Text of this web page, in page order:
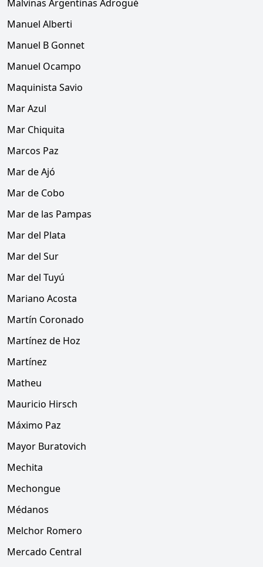
Malvinas Argentinas Adrogué
Manuel Alberti
Manuel B Gonnet
Manuel Ocampo
Maquinista Savio
Mar Azul
Mar Chiquita
Marcos Paz
Mar de Ajó
Mar de Cobo
Mar de las Pampas
Mar del Plata
Mar del Sur
Mar del Tuyú
Mariano Acosta
Martín Coronado
Martínez de Hoz
Martínez
Matheu
Mauricio Hirsch
Máximo Paz
Mayor Buratovich
Mechita
Mechongue
Médanos
Melchor Romero
Mercado Central